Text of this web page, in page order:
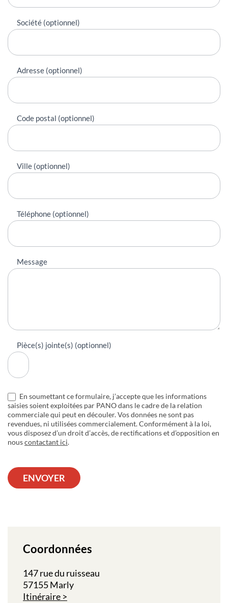
Société (optionnel)
Adresse (optionnel)
Code postal (optionnel)
Ville (optionnel)
Téléphone (optionnel)
Message
Pièce(s) jointe(s) (optionnel)
En soumettant ce formulaire, j’accepte que les informations
saisies soient exploitées par PANO dans le cadre de la relation
commerciale qui peut en découler. Vos données ne sont pas
revendues, ni utilisées commercialement. Conformément à la loi,
vous disposez d’un droit d’accès, de rectifications et d’opposition en
nouscontactant ici.
ENVOYER
Coordonnées
147 rue du ruisseau
57155 Marly
Itinéraire